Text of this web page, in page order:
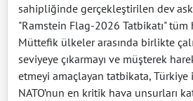
sahipliğinde gerçekleştirilen dev
"Ramstein Flag-2026 Tatbikatı" tüm
Müttefik ülkeler arasında birlikte
seviyeye çıkarmayı ve müşterek
etmeyi amaçlayan tatbikata,
NATO’nun en kritik hava unsurları